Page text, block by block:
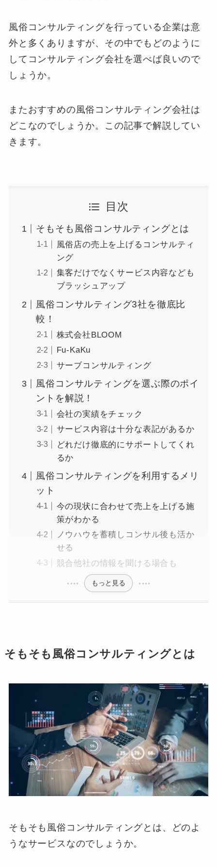
風俗コンサルティングを行っている企業は意
外と多くありますが、その中でもどのように
してコンサルティング会社を選べば良いので
しょうか。
またおすすめの風俗コンサルティング会社は
どこなのでしょうか。この記事で解説してい
きます。
目次
そもそも風俗コンサルティングとは
風俗店の売上を上げるコンサルティ
ング
集客だけでなくサービス内容なども
ブラッシュアップ
風俗コンサルティング3社を徹底比
較！
株式会社BLOOM
Fu-KaKu
サーブコンサルティング
風俗コンサルティングを選ぶ際のポイ
ントを解説！
会社の実績をチェック
サービス内容は十分な表記があるか
どれだけ徹底的にサポートしてくれ
るか
風俗コンサルティングを利用するメリ
ット
今の現状に合わせて売上を上げる施
策がわかる
ノウハウを蓄積しコンサル後も活か
せる
競合他社の情報を聞ける場合も
もっと見る
そもそも風俗コンサルティングとは
そもそも風俗コンサルティングとは、どのよ
うなサービスなのでしょうか。